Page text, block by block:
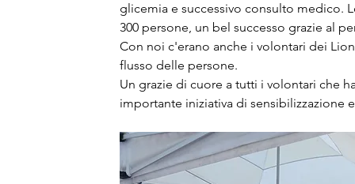
glicemia e successivo consulto medico.
300 persone, un bel successo grazie al
Con noi c'erano anche i volontari dei
flusso delle persone.
Un grazie di cuore a tutti i volontari che
importante iniziativa di sensibilizzazione